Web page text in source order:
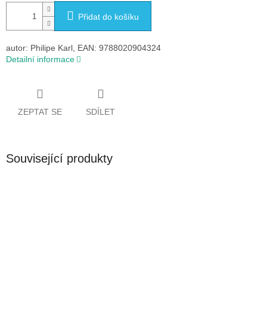
Přidat do košíku
autor: Philipe Karl, EAN: 9788020904324
Detailní informace
ZEPTAT SE SDÍLET
Související produkty